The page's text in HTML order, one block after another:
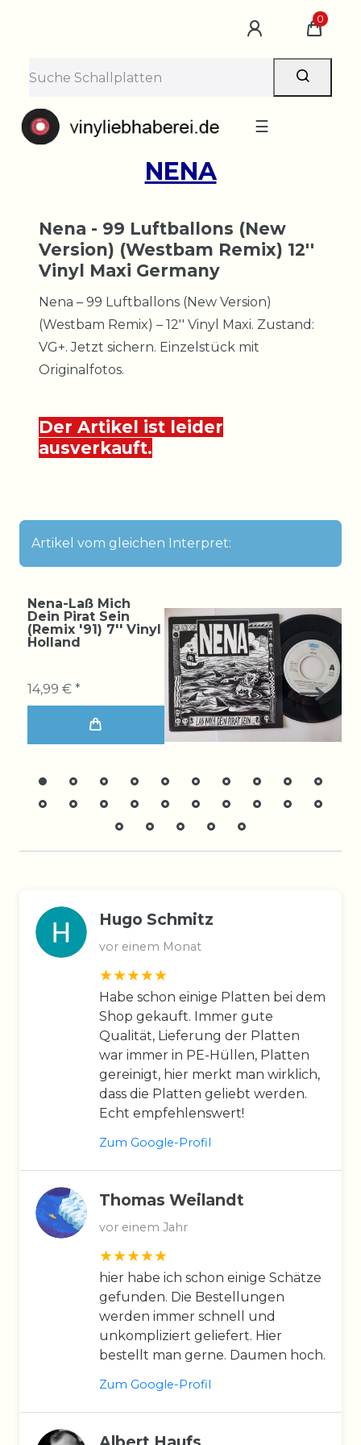
0
☰
NENA
Nena - 99 Luftballons (New
Version) (Westbam Remix) 12''
Vinyl Maxi Germany
Nena – 99 Luftballons (New Version)
(Westbam Remix) – 12'' Vinyl Maxi. Zustand:
VG+. Jetzt sichern. Einzelstück mit
Originalfotos.
Der Artikel ist leider
ausverkauft.
Artikel vom gleichen Interpret:
Nena-Laß Mich
Dein Pirat Sein
(Remix '91) 7'' Vinyl
Holland
14,99 € *
Hugo Schmitz
vor einem Monat
Habe schon einige Platten bei dem
Shop gekauft. Immer gute
Qualität, Lieferung der Platten
war immer in PE-Hüllen, Platten
gereinigt, hier merkt man wirklich,
dass die Platten geliebt werden.
Echt empfehlenswert!
Zum Google-Profil
Thomas Weilandt
vor einem Jahr
hier habe ich schon einige Schätze
gefunden. Die Bestellungen
werden immer schnell und
unkompliziert geliefert. Hier
bestellt man gerne. Daumen hoch.
Zum Google-Profil